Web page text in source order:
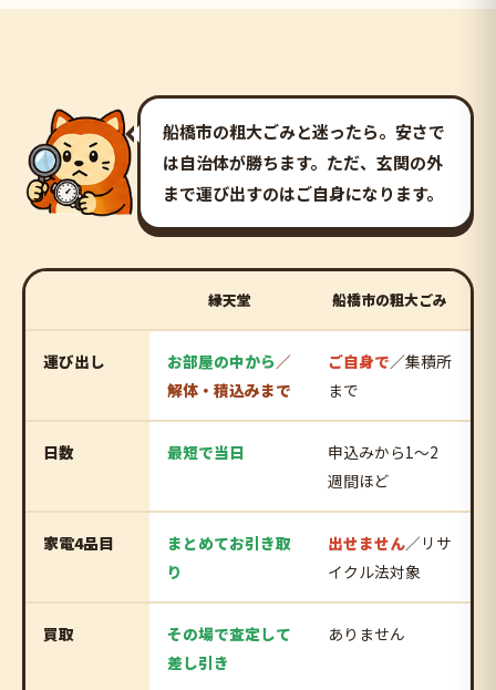
船橋市の粗大ごみと迷ったら。安さで
は自治体が勝ちます。ただ、 玄関の外
まで運び出すのはご自身になります。
縁天堂 船橋市の粗大ごみ
運び出し お部屋の中から／
解体・積込みまで
ご自身で／集積所
まで
日数 最短で当日
申込みから1〜2
週間ほど
家電4品目
まとめてお引き取
り
出せません／リサ
イクル法対象
買取
その場で査定して
差し引き
ありません